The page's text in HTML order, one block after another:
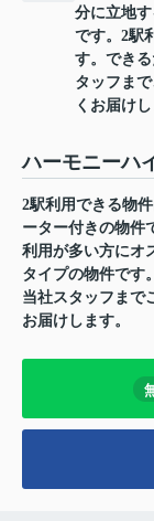
分に立地
です。2駅
す。でき
タッフま
くお届けし
ハーモニーハ
2駅利用できる物
ーター付きの物件
利用が多い方にオ
タイプの物件です
当社スタッフまで
お届けします。